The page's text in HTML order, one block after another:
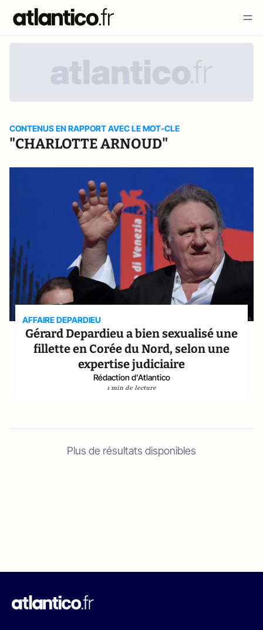
CONTENUS EN RAPPORT AVEC LE MOT-CLE
"CHARLOTTE ARNOUD"
AFFAIRE DEPARDIEU
Gérard Depardieu a bien sexualisé une
fillette en Corée du Nord, selon une
expertise judiciaire
Rédaction d'Atlantico
1 min de lecture
Plus de résultats disponibles